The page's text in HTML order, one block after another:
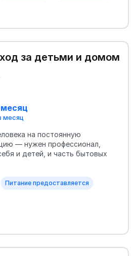
за детьми и домом
месяц
месяц
на постоянную
— нужен профессионал,
и детей, и часть бытовых
Питание предоставляется